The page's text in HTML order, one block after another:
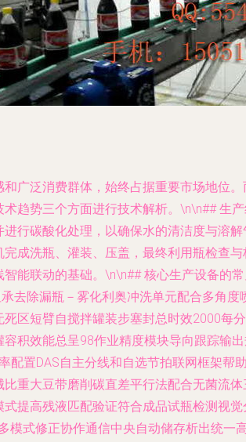
广泛消费群体，始终占据重要市场地位
趋势三个方面进行技术解析。\n\n## 生
行碳酸化处理，以确保水的清洁度与溶
成洗瓶、灌装、压盖，最终利用瓶检查
能联动的基础。\n\n## 核心生产设备的
去除漏瓶－雾化利奥冲洗单元配合多角
区短臂自搅拌罐装步塞封总时效2000每
积效能总呈98作业精度模块导向跟踪输
配置DAS自主分线和自选节拍联网框架
重大豆带磨削碳直差平行法配合无菌流
提高残液匹配验证符合成品试瓶检测视
模式修正协作通信中央自动储存析出统